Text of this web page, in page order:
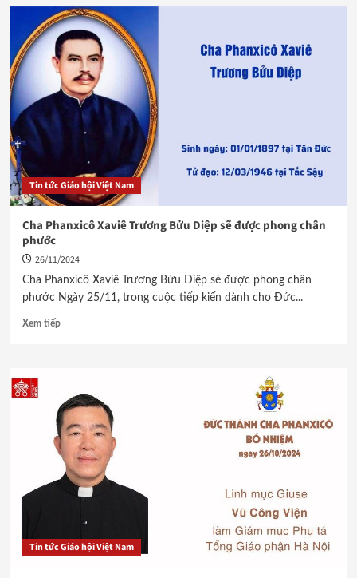
Tin tức Giáo hội Việt Nam
Cha Phanxicô Xaviê Trương Bửu Diệp sẽ được phong chân
phước
26/11/2024
Cha Phanxicô Xaviê Trương Bửu Diệp sẽ được phong chân
phước Ngày 25/11, trong cuộc tiếp kiến dành cho Đức...
Xem tiếp
Tin tức Giáo hội Việt Nam